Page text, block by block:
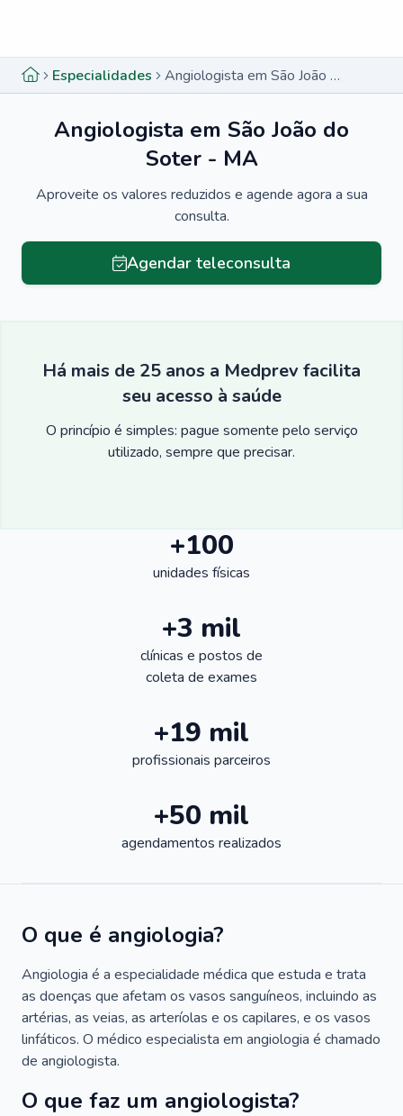
Especialidades Angiologista em São João do Soter - MA
Angiologista em São João do
Soter - MA
Aproveite os valores reduzidos e agende agora a sua
consulta.
Agendar teleconsulta
Há mais de 25 anos a Medprev facilita
seu acesso à saúde
O princípio é simples: pague somente pelo serviço
utilizado, sempre que precisar.
+100
unidades físicas
+3 mil
clínicas e postos de
coleta de exames
+19 mil
profissionais parceiros
+50 mil
agendamentos realizados
O que é angiologia?
Angiologia é a especialidade médica que estuda e trata
as doenças que afetam os vasos sanguíneos, incluindo as
artérias, as veias, as arteríolas e os capilares, e os vasos
linfáticos. O médico especialista em angiologia é chamado
de angiologista.
O que faz um angiologista?